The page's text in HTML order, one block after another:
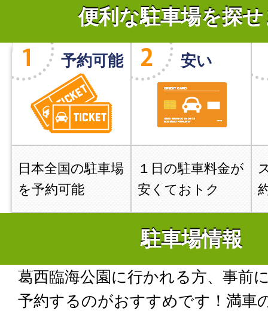
便利な駐車場を探
予約可能
日本全国の駐車場
を予約可能
安い
１日の駐車料金が
安くておトク
駐車場情報
葛西臨海公園に行かれる方、事前
予約するのがおすすめです！満車